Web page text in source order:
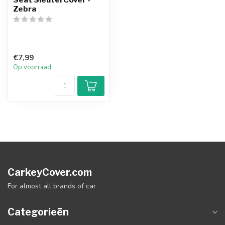
Zebra
€7,99
Op voorraad
CarkeyCover.com
For almost all brands of car
Categorieën